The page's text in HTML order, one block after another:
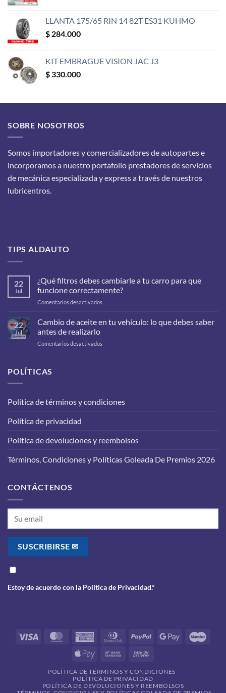
LLANTA 175/65 RIN 14 82T ES31 KUHMO
$ 284.000
KIT EMBRAGUE VISION JAC J3
$ 330.000
SOBRE NOSOTROS
Somos importadores y comercializadores de autopartes e
incorporamos a nuestro portafolio prestadores de servicios
de mecánica especializada y express a través de nuestros
lubricentros.
TIPS ALDAUTO
22
Jul
¿Qué filtros debes cambiarle a tu carro para que
funcione correctamente?
Comentarios desactivados
filtros
debes
a
22
Jul
Cambio de aceite en tu vehículo: lo que debes saber
antes de realizarlo
Comentarios desactivados
lo
POLÍTICAS
Política de términos y condiciones
Política de privacidad
Política de devoluciones y reembolsos
Términos, Condiciones y Políticas Goleada De Premios 2026
CONTÁCTENOS
Estoy de acuerdo con la Política de Privacidad.*
Visa MasterCardAmerican
Dinners PayPal
Google
Apple
Bank
Delivery
POLÍTICA DE TÉRMINOS Y CONDICIONES
POLÍTICA DE PRIVACIDAD
POLÍTICA DE DEVOLUCIONES Y REEMBOLSOS